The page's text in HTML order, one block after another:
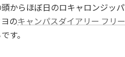
からほぼ日のロキャロンジッ
のキャンパスダイアリー フリ
す。